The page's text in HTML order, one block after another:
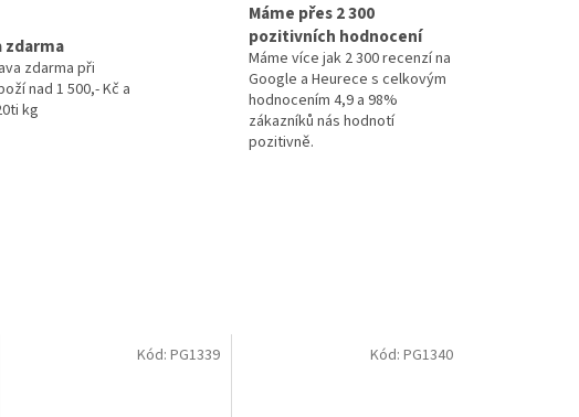
zdarma
zdarma při
nad 1 500,- Kč a
kg
Máme přes 2 300
pozitivních hodnocení
Máme více jak 2 300 recenzí na
Google a Heurece s celkovým
hodnocením 4,9 a 98%
zákazníků nás hodnotí
pozitivně.
Kód:PG1339 Kód: PG1340